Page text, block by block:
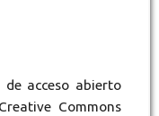
acceso abierto
Commons